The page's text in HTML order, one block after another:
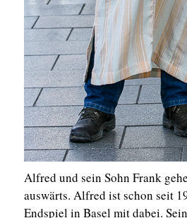
Alfred und sein Sohn Frank
auswärts. Alfred ist schon seit
Endspiel in Basel mit dabei.